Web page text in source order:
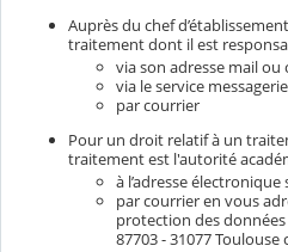
Auprès du chef
traitement dont il est
via son adresse mail ou
via le service messagerie
par courrier
Pour un droit relatif à un
traitement est l'autorité
à l’adresse électronique
par courrier en vous
protection des données
87703 - 31077 Toulouse